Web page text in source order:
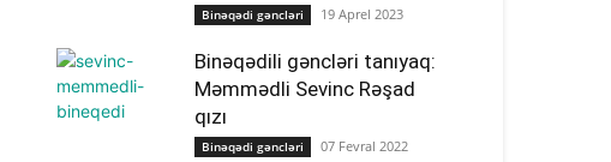
Binəqədi gəncləri 19 Aprel 2023
Binəqədili gəncləri tanıyaq:
Məmmədli Sevinc Rəşad
qızı
Binəqədi gəncləri 07 Fevral 2022